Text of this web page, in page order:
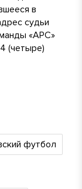
в
судьи
«АРС»
(четыре)
футбол